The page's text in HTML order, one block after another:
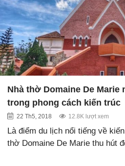
Nhà thờ Domaine De Marie
trong phong cách kiến trúc
22 Th5, 2018 12.8K lượt xem
Là điểm du lịch nổi tiếng về
thờ Domaine De Marie thu hút